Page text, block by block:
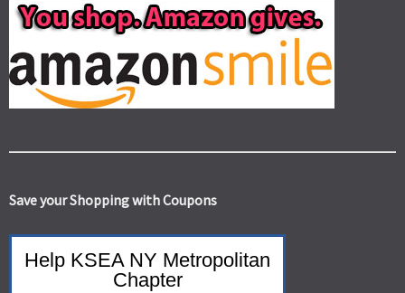
Save your Shopping with Coupons
Help KSEA NY Metropolitan
Chapter